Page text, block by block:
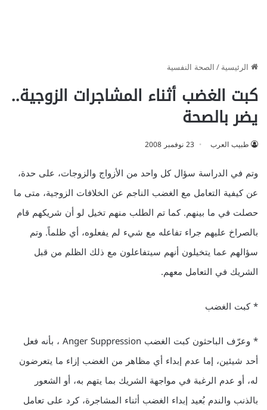
الرئيسية/الصحة النفسية
كبت الغضب أثناء المشاجرات الزوجية..
يضر بالصحة
طبيب العرب 23 نوفمبر 2008
وتم في الدراسة سؤال كل واحد من الأزواج والزوجات، على حدة،
عن كيفية التعامل مع الغضب الناجم عن الخلافات الزوجية، متى ما
حصلت في ما بينهم. كما تم الطلب منهم تخيل لو أن شريكهم قام
بالصراخ عليهم جراء تفاعله مع شيء لم يفعلوه، أي ظلماً. وتم
سؤالهم عما يتخيلون أنهم سيتفاعلون مع ذلك الظلم من قبل
الشريك في التعامل معهم.
* كبت الغضب
* وعرّف الباحثون كبت الغضب Anger Suppression ، بأنه فعل
أحد شيئين، إما عدم إبداء أي مظاهر من الغضب إزاء ما يتعرضون
له، أو عدم الرغبة في مواجهة الشريك بما يتهم به، أو الشعور
بالذنب والندم بُعيد إبداء الغضب أثناء المشاجرة، كرد على تعامل